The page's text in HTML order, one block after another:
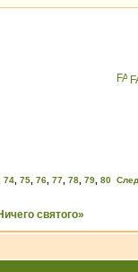
74 75 76 77 78 79 80 След.
святого»